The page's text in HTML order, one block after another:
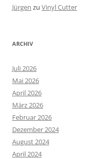
Jürgen zu Vinyl Cutter
ARCHIV
Juli 2026
Mai 2026
April 2026
März 2026
Februar 2026
Dezember 2024
August 2024
April 2024